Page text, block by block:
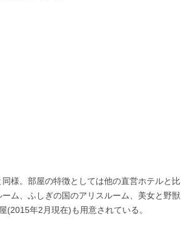
様。部屋の特徴としては他の直営ホテルと比
ム、ふしぎの国のアリスルーム、美女と野獣
(2015年2月現在)も用意されている。